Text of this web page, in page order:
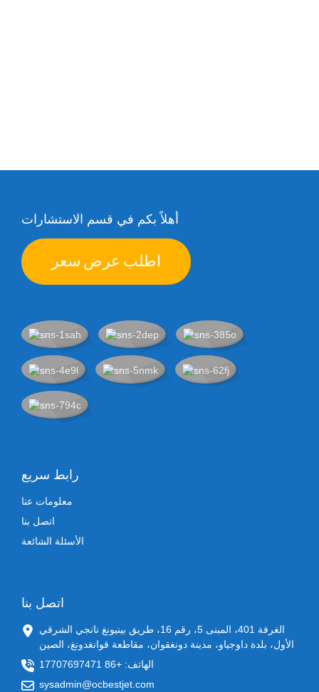
أهلاً بكم في قسم الاستشارات
اطلب عرض سعر
رابط سريع
معلومات عنا
اتصل بنا
الأسئلة الشائعة
اتصل بنا
الغرفة 401، المبنى 5، رقم 16، طريق بينيونغ نانجي الشرقي
الأول، بلدة داوجياو، مدينة دونغقوان، مقاطعة قوانغدونغ، الصين
الهاتف: +86 17707697471
sysadmin@ocbestjet.com